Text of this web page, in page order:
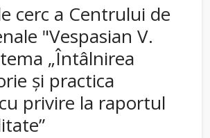
cerc a Centrului de
"Vespasian V.
„Întâlnirea
și practica
privire la raportul